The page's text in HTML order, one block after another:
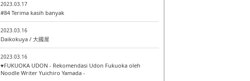
2023.03.17
#84 Terima kasih banyak
2023.03.16
Daikokuya / 大國屋
2023.03.16
♥FUKUOKA UDON - Rekomendasi Udon Fukuoka oleh
Noodle Writer Yuichiro Yamada -